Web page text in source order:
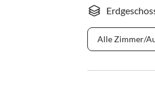
Alle Zimmer/